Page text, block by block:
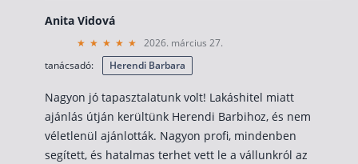
Anita Vidová
2026. március 27.
tanácsadó:
Herendi Barbara
Nagyon jó tapasztalatunk volt! Lakáshitel miatt
ajánlás útján kerültünk Herendi Barbihoz, és nem
véletlenül ajánlották. Nagyon profi, mindenben
segített, és hatalmas terhet vett le a vállunkról az